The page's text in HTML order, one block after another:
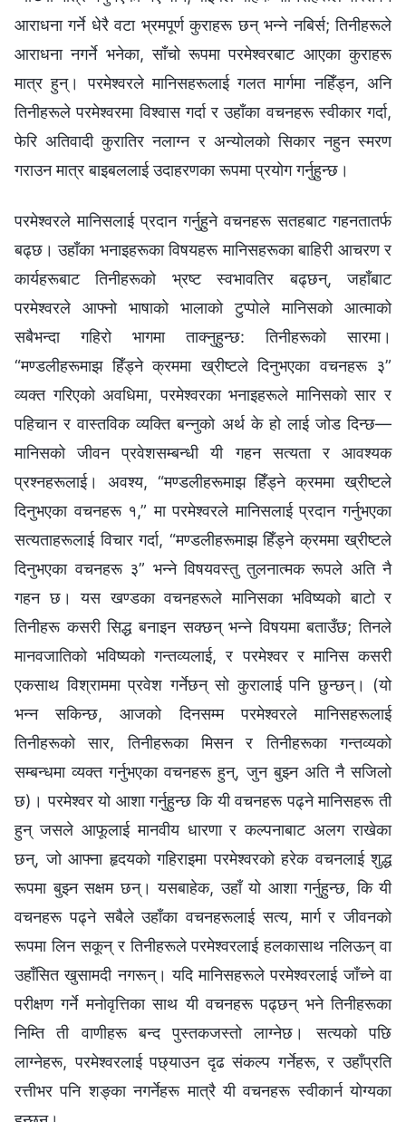
आराधना गर्ने धेरै वटा भ्रमपूर्ण कुराहरू छन् भन्‍ने नबिर्स; तिनीहरूले
आराधना नगर्ने भनेका, साँचो रूपमा परमेश्‍वरबाट आएका कुराहरू
मात्र हुन्। परमेश्‍वरले मानिसहरूलाई गलत मार्गमा नहिँड्न, अनि
तिनीहरूले परमेश्‍वरमा विश्‍वास गर्दा र उहाँका वचनहरू स्वीकार गर्दा,
फेरि अतिवादी कुरातिर नलाग्न र अन्योलको सिकार नहुन स्मरण
गराउन मात्र बाइबललाई उदाहरणका रूपमा प्रयोग गर्नुहुन्छ।
परमेश्‍वरले मानिसलाई प्रदान गर्नुहुने वचनहरू सतहबाट गहनतातर्फ
बढ्छ। उहाँका भनाइहरूका विषयहरू मानिसहरूका बाहिरी आचरण र
कार्यहरूबाट तिनीहरूको भ्रष्ट स्वभावतिर बढ्छन्, जहाँबाट
परमेश्‍वरले आफ्नो भाषाको भालाको टुप्पोले मानिसको आत्माको
सबैभन्दा गहिरो भागमा ताक्नुहुन्छ: तिनीहरूको सारमा।
“मण्डलीहरूमाझ हिँड्ने क्रममा ख्रीष्‍टले दिनुभएका वचनहरू ३”
व्यक्त गरिएको अवधिमा, परमेश्‍वरका भनाइहरूले मानिसको सार र
पहिचान र वास्तविक व्यक्ति बन्‍नुको अर्थ के हो लाई जोड दिन्छ—
मानिसको जीवन प्रवेशसम्बन्धी यी गहन सत्यता र आवश्यक
प्रश्नहरूलाई। अवश्य, “मण्डलीहरूमाझ हिँड्ने क्रममा ख्रीष्‍टले
दिनुभएका वचनहरू १,” मा परमेश्‍वरले मानिसलाई प्रदान गर्नुभएका
सत्यताहरूलाई विचार गर्दा, “मण्डलीहरूमाझ हिँड्ने क्रममा ख्रीष्‍टले
दिनुभएका वचनहरू ३” भन्‍ने विषयवस्तु तुलनात्मक रूपले अति नै
गहन छ। यस खण्डका वचनहरूले मानिसका भविष्यको बाटो र
तिनीहरू कसरी सिद्ध बनाइन सक्छन् भन्‍ने विषयमा बताउँछ; तिनले
मानवजातिको भविष्यको गन्तव्यलाई, र परमेश्‍वर र मानिस कसरी
एकसाथ विश्राममा प्रवेश गर्नेछन् सो कुरालाई पनि छुन्छन्। (यो
भन्न सकिन्छ, आजको दिनसम्‍म परमेश्‍वरले मानिसहरूलाई
तिनीहरूको सार, तिनीहरूका मिसन र तिनीहरूका गन्तव्यको
सम्बन्धमा व्यक्त गर्नुभएका वचनहरू हुन्, जुन बुझ्न अति नै सजिलो
छ)। परमेश्‍वर यो आशा गर्नुहुन्छ कि यी वचनहरू पढ्ने मानिसहरू ती
हुन् जसले आफूलाई मानवीय धारणा र कल्पनाबाट अलग राखेका
छन्, जो आफ्ना हृदयको गहिराइमा परमेश्‍वरको हरेक वचनलाई शुद्ध
रूपमा बुझ्न सक्षम छन्। यसबाहेक, उहाँ यो आशा गर्नुहुन्छ, कि यी
वचनहरू पढ्ने सबैले उहाँका वचनहरूलाई सत्य, मार्ग र जीवनको
रूपमा लिन सकून् र तिनीहरूले परमेश्‍वरलाई हलकासाथ नलिऊन् वा
उहाँसित खुसामदी नगरून्। यदि मानिसहरूले परमेश्‍वरलाई जाँच्ने वा
परीक्षण गर्ने मनोवृत्तिका साथ यी वचनहरू पढ्छन् भने तिनीहरूका
निम्ति ती वाणीहरू बन्द पुस्तकजस्तो लाग्नेछ। सत्यको पछि
लाग्‍नेहरू, परमेश्‍वरलाई पछ्याउन दृढ संकल्‍प गर्नेहरू, र उहाँप्रति
रत्तीभर पनि शङ्का नगर्नेहरू मात्रै यी वचनहरू स्वीकार्न योग्यका